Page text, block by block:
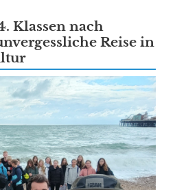
Klassen nach
Reise in